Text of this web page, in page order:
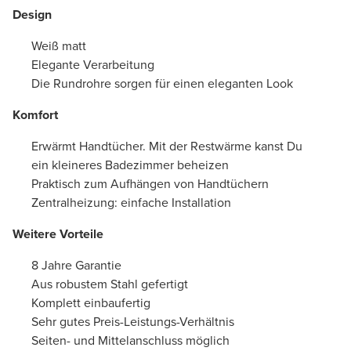
Design
Weiß matt
Elegante Verarbeitung
Die Rundrohre sorgen für einen eleganten Look
Komfort
Erwärmt Handtücher. Mit der Restwärme kanst Du
ein kleineres Badezimmer beheizen
Praktisch zum Aufhängen von Handtüchern
Zentralheizung: einfache Installation
Weitere Vorteile
8 Jahre Garantie
Aus robustem Stahl gefertigt
Komplett einbaufertig
Sehr gutes Preis-Leistungs-Verhältnis
Seiten- und Mittelanschluss möglich